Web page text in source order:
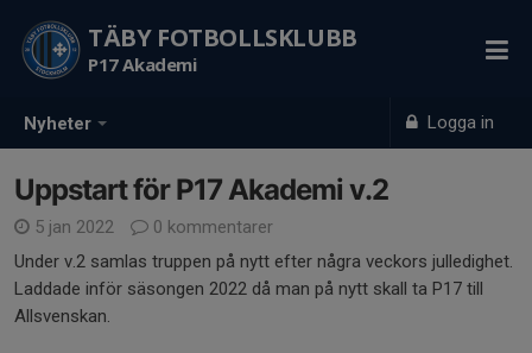
Nyheter Logga in
TÄBY FOTBOLLSKLUBB
P17 Akademi
Uppstart för P17 Akademi v.2
5 jan 2022
0 kommentarer
Under v.2 samlas truppen på nytt efter några veckors julledighet.
Laddade inför säsongen 2022 då man på nytt skall ta P17 till
Allsvenskan.